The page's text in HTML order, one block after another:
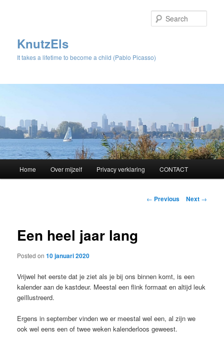
KnutzEls
It takes a lifetime to become a child (Pablo Picasso)
Skip
content
Home Over mijzelf Privacy verklaring CONTACT
Post
← Previous Next →
Een heel jaar lang
Posted on10 januari 2020
Vrijwel het eerste dat je ziet als je bij ons binnen komt, is een
kalender aan de kastdeur. Meestal een flink formaat en altijd leuk
geïllustreerd.
Ergens in september vinden we er meestal wel een, al zijn we
ook wel eens een of twee weken kalenderloos geweest.